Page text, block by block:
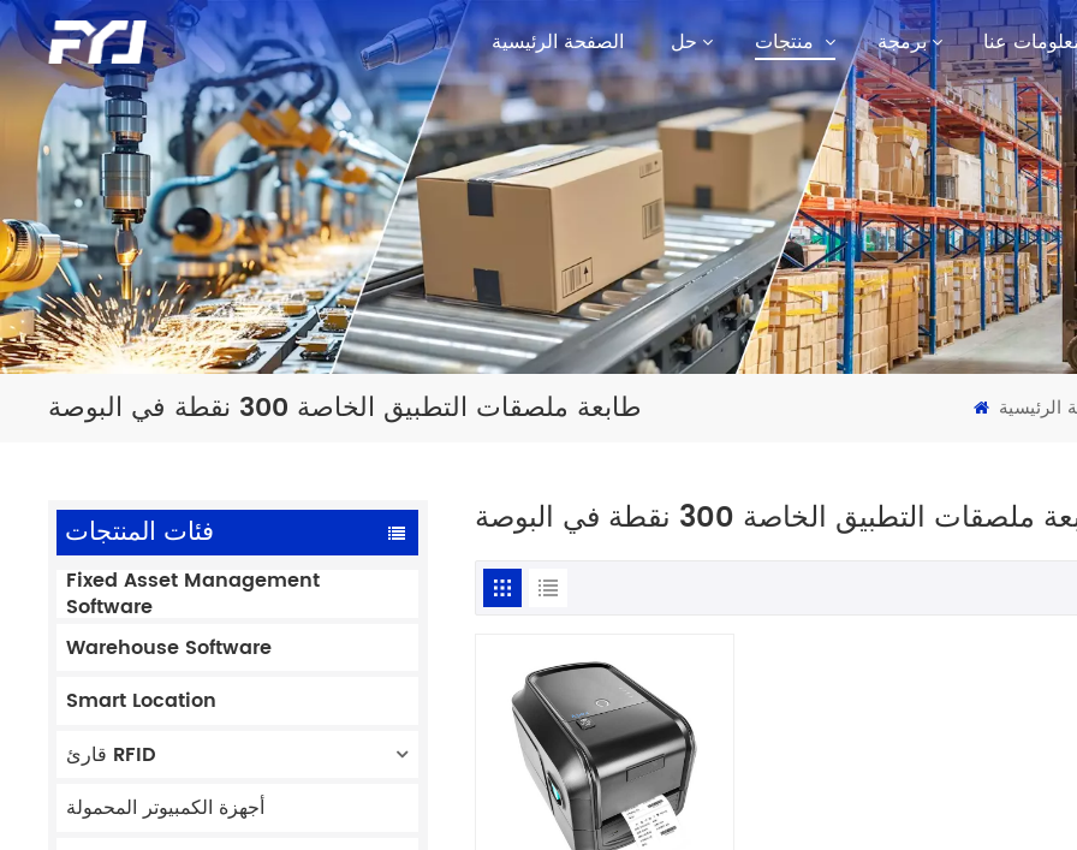
الصفحة الرئيسية حل برمجة عنا
طابعة ملصقات التطبيق الخاصة 300 نقطة في البوصة الرئيسية
فئات المنتجات
Fixed Asset Management
Software
Warehouse Software
Smart Location
قارئ RFID
أجهزة الكمبيوتر المحمولة
ملصقات التطبيق الخاصة 300 نقطة في البوصة